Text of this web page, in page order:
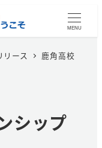
MENU
リース
鹿角高校
シップ